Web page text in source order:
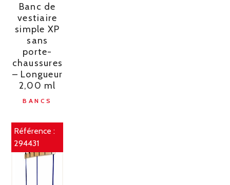
Banc de
vestiaire
simple XP
sans
porte-
chaussures
– Longueur
2,00 ml
BANCS
Référence :
294431